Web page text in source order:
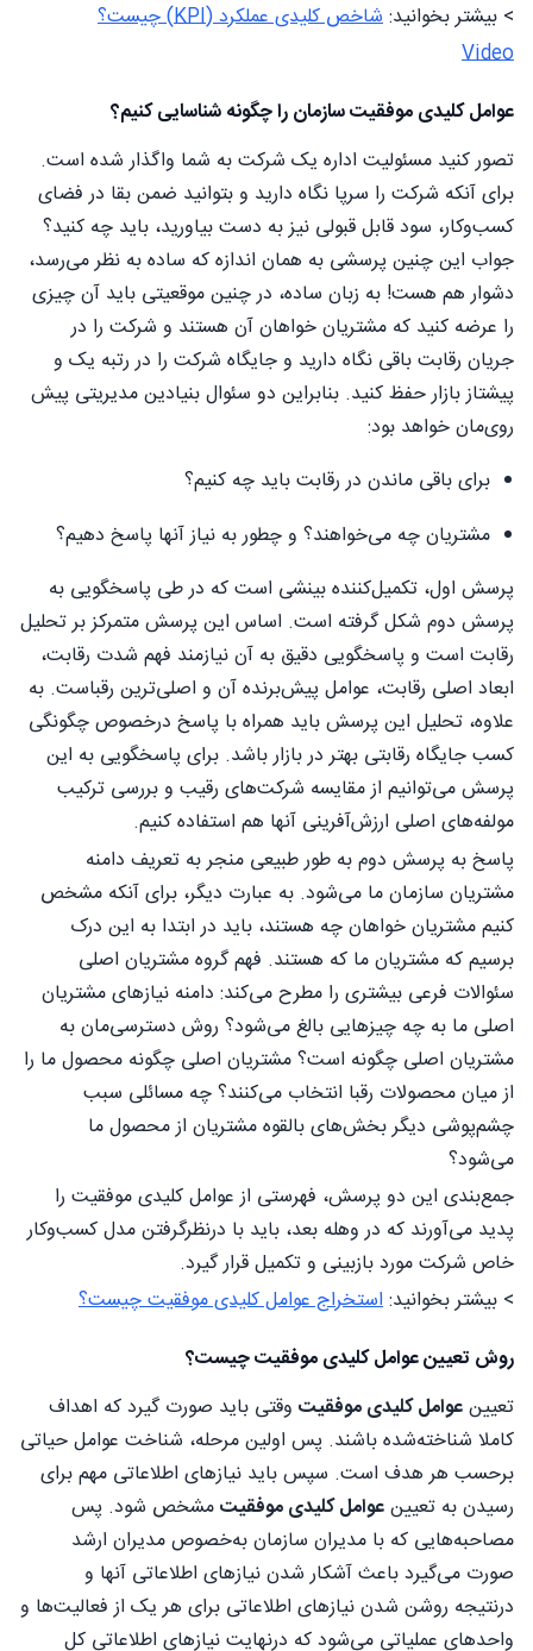
> بیشتر بخوانید:شاخص کلیدی عملکرد (KPI) چیست؟
Video
عوامل کلیدی موفقیت سازمان را چگونه شناسایی کنیم؟
تصور کنید مسئولیت اداره یک شرکت به شما واگذار شده است.
برای آنکه شرکت را سرپا نگاه دارید و بتوانید ضمن بقا در فضای
کسب‌وکار، سود قابل قبولی نیز به دست بیاورید، باید چه کنید؟
جواب این چنین پرسشی به همان اندازه که ساده به نظر می‌رسد،
دشوار هم هست! به زبان ساده، در چنین موقعیتی باید آن چیزی
را عرضه کنید که مشتریان خواهان آن هستند و شرکت را در
جریان رقابت باقی نگاه دارید و جایگاه شرکت را در رتبه یک و
پیشتاز بازار حفظ کنید. بنابراین دو سئوال بنیادین مدیریتی پیش
روی‌مان خواهد بود:
برای باقی ماندن در رقابت باید چه کنیم؟
مشتریان چه می‌خواهند؟ و چطور به نیاز آنها پاسخ دهیم؟
پرسش اول، تکمیل‌کننده بینشی‌ است که در طی پاسخگویی به
پرسش دوم شکل گرفته است. اساس این پرسش متمرکز بر تحلیل
رقابت است و پاسخگویی دقیق به آن نیازمند فهم شدت رقابت،
ابعاد اصلی رقابت، عوامل پیش‌برنده آن و اصلی‌ترین رقباست. به
علاوه، تحلیل این پرسش باید همراه با پاسخ درخصوص چگونگی
کسب جایگاه رقابتی بهتر در بازار باشد. برای پاسخگویی به این
پرسش می‌توانیم از مقایسه شرکت‌های رقیب و بررسی ترکیب
مولفه‌های اصلی ارزش‌آفرینی آنها هم استفاده کنیم.
پاسخ به پرسش دوم به طور طبیعی منجر به تعریف دامنه
مشتریان‌ سازمان ما می‌شود. به عبارت دیگر، برای آنکه مشخص
کنیم مشتریان خواهان چه هستند، باید در ابتدا به این درک
برسیم که مشتریان ما که هستند. فهم گروه مشتریان اصلی
سئوالات فرعی بیشتری را مطرح می‌کند: دامنه نیازهای مشتریان
اصلی ما به چه چیزهایی بالغ می‌شود؟ روش دسترسی‌مان به
مشتریان اصلی چگونه است؟ مشتریان اصلی چگونه محصول ما را
از میان محصولات رقبا انتخاب می‌کنند؟ چه مسائلی سبب
چشم‌پوشی دیگر بخش‌های بالقوه مشتریان از محصول ما
می‌شود؟
جمع‌بندی این دو پرسش، فهرستی از عوامل کلیدی موفقیت را
پدید می‌آورند که در وهله بعد، باید با درنظرگرفتن مدل کسب‌وکار
خاص شرکت مورد بازبینی و تکمیل قرار گیرد.
> بیشتر بخوانید:استخراج عوامل کلیدی موفقیت چیست؟
روش تعیین عوامل کلیدی موفقیت چیست؟
تعیینعوامل کلیدی موفقیت وقتی باید صورت گیرد که اهداف
کاملا شناخته‌شده باشند. پس اولین مرحله، شناخت عوامل حیاتی
برحسب هر هدف است. سپس باید نیازهای اطلاعاتی مهم برای
رسیدن به تعیینعوامل کلیدی موفقیتمشخص شود. پس
مصاحبه‌هایی که با مدیران سازمان به‌خصوص مدیران ارشد
صورت می‌گیرد باعث آشکار شدن نیازهای اطلاعاتی آنها و
درنتیجه روشن شدن نیازهای اطلاعاتی برای هر یک از فعالیت‌ها و
واحدهای عملیاتی می‌شود که درنهایت نیازهای اطلاعاتی کل